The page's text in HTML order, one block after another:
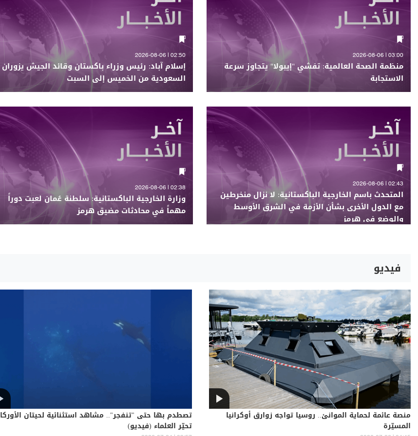
03:00 | 2026-08-06
منظمة الصحة العالمية: تفشي "إيبولا" يتجاوز سرعة
الاستجابة
02:50 | 2026-08-06
إسلام آباد: رئيس وزراء باكستان وقائد الجيش يزوران
السعودية من الخميس إلى السبت
02:43 | 2026-08-06
المتحدث باسم الخارجية الباكستانية: لا نزال منخرطين
مع الدول الأخرى بشأن الأزمة في الشرق الأوسط
والوضع في هرمز
02:38 | 2026-08-06
وزارة الخارجية الباكستانية: سلطنة عُمان لعبت دوراً
مهماً في محادثات مضيق هرمز
فيديو
منصة عائمة لحماية الموانئ.. روسيا تواجه زوارق أوكرانيا
المسيّرة
تصطدم بها حتى "تنفجر".. مشاهد استثنائية لحيتان الأوركا
تحيّر العلماء (فيديو)